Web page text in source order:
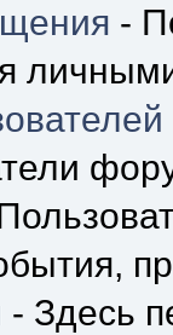
-
- Здесь